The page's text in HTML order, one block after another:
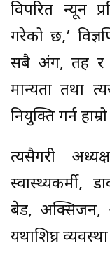
विपरित न्यून
गरेको छ,’
सबै अंग, तह र
मान्यता तथा
नियुक्ति गर्न
त्यसैगरी
स्वास्थ्यकर्मी,
बेड, अक्सिजन,
यथाशिघ्र